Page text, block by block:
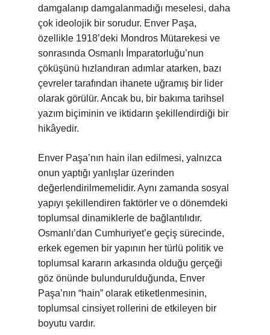
damgalanıp damgalanmadığı meselesi, daha
çok ideolojik bir sorudur. Enver Paşa,
özellikle 1918’deki Mondros Mütarekesi ve
sonrasında Osmanlı İmparatorluğu’nun
çöküşünü hızlandıran adımlar atarken, bazı
çevreler tarafından ihanete uğramış bir lider
olarak görülür. Ancak bu, bir bakıma tarihsel
yazım biçiminin ve iktidarın şekillendirdiği bir
hikâyedir.
Enver Paşa’nın hain ilan edilmesi, yalnızca
onun yaptığı yanlışlar üzerinden
değerlendirilmemelidir. Aynı zamanda sosyal
yapıyı şekillendiren faktörler ve o dönemdeki
toplumsal dinamiklerle de bağlantılıdır.
Osmanlı’dan Cumhuriyet’e geçiş sürecinde,
erkek egemen bir yapının her türlü politik ve
toplumsal kararın arkasında olduğu gerçeği
göz önünde bulundurulduğunda, Enver
Paşa’nın “hain” olarak etiketlenmesinin,
toplumsal cinsiyet rollerini de etkileyen bir
boyutu vardır.